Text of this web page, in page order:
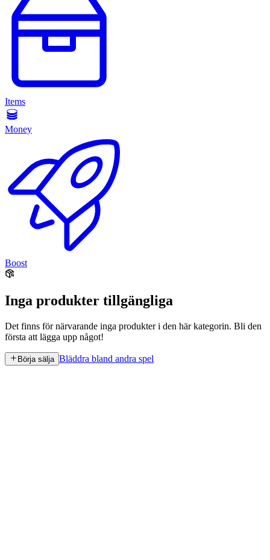
Items
Money
Boost
Inga produkter tillgängliga
Det finns för närvarande inga produkter i den här kategorin. Bli den
första att lägga upp något!
Börja sälja Bläddra bland andra spel